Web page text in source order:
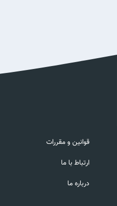
قوانین و مقررات
ارتباط با ما
درباره ما